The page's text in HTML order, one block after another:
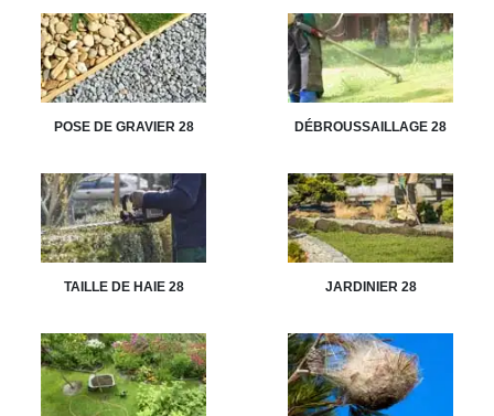
POSE DE GRAVIER 28 DÉBROUSSAILLAGE 28
TAILLE DE HAIE 28 JARDINIER 28